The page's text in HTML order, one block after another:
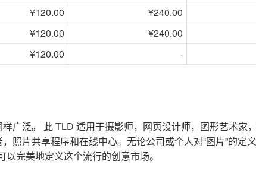
¥120.00 ¥240.00
¥120.00 ¥240.00
¥120.00 -
广泛。 此 TLD 适用于摄影师，网页设计师，图形艺术家
照片共享程序和在线中心。无论公司或个人对“图片”的定
完美地定义这个流行的创意市场。